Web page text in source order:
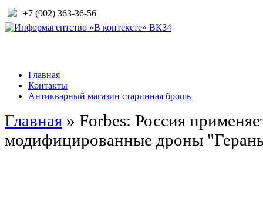
+7 (902) 363-36-56
Главная
Контакты
Антикварный магазин старинная брошь
Главная » Forbes: Россия
модифицированные дроны